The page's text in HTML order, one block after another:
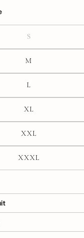
S
M
L
XL
XXL
XXXL